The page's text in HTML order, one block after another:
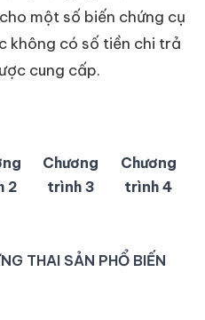
một số biến chứng cụ
không có số tiền chi trả
cung cấp.
2
Chương
trình 3
Chương
trình 4
THAI SẢN PHỔ BIẾN